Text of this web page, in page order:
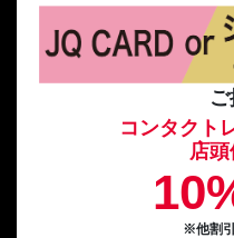
コンタクト
店
※他割